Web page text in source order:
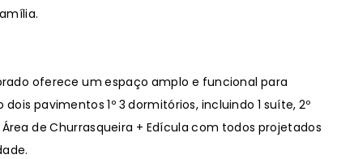
oferece um espaço amplo e funcional para
pavimentos 1º 3 dormitórios, incluindo 1 suíte, 2º
de Churrasqueira + Edícula com todos projetados